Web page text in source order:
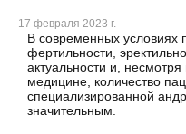
17 февраля 2023 г.
В современных условиях
фертильности,
актуальности и,
медицине, количество
специализированной
значительным.